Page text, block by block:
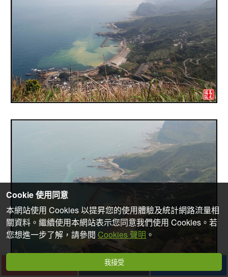
下一篇
Cookie 使用同意
本網站使用 Cookies 以提昇您的使用體驗及統計網路流量相
關資料。繼續使用本網站表示您同意我們使用 Cookies。若
您想進一步了解，請參閱 Cookies 聲明 。
我接受